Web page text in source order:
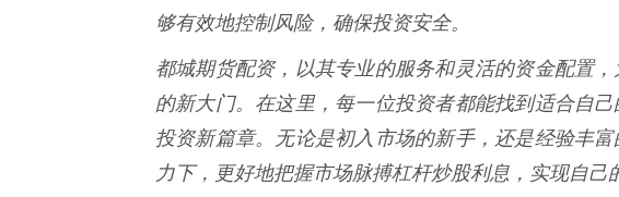
够有效地控制风险，确保投资安全。
都城期货配资，以其专业的服务和灵活的资金配置
的新大门。在这里，每一位投资者都能找到适合自
投资新篇章。无论是初入市场的新手，还是经验丰
力下，更好地把握市场脉搏杠杆炒股利息，实现自己